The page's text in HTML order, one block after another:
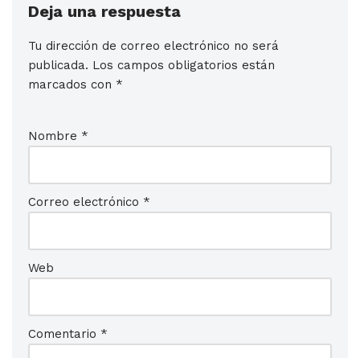
Deja una respuesta
Tu dirección de correo electrónico no será
publicada. Los campos obligatorios están
marcados con *
Nombre *
Correo electrónico *
Web
Comentario *